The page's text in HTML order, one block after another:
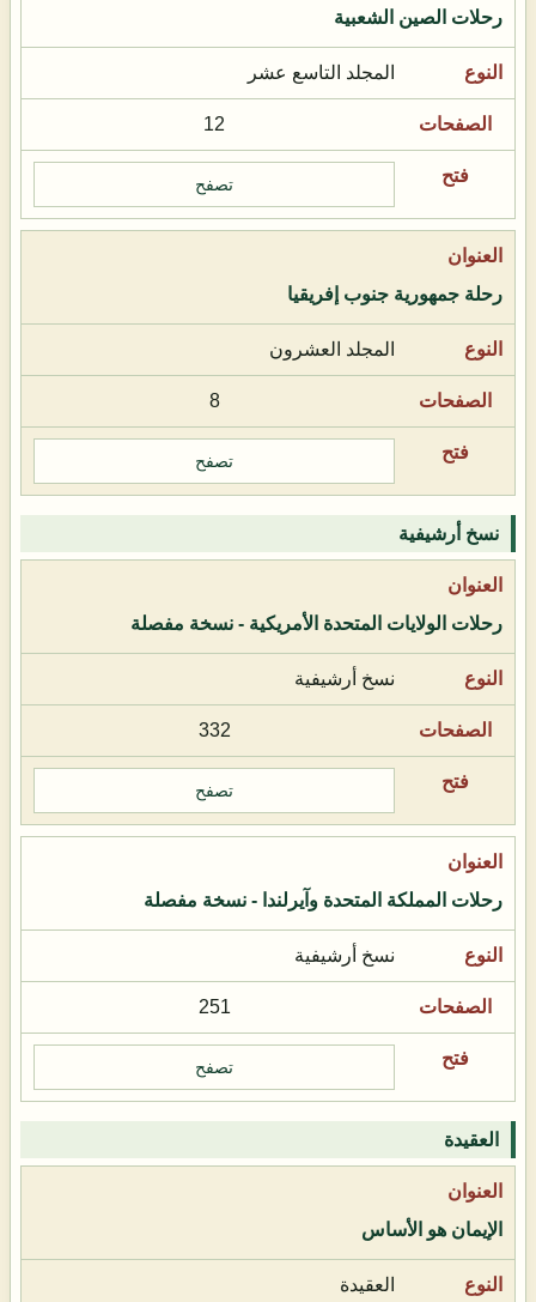
رحلات الصين الشعبية
المجلد التاسع عشر
12
تصفح
رحلة جمهورية جنوب إفريقيا
المجلد العشرون
8
تصفح
نسخ أرشيفية
رحلات الولايات المتحدة الأمريكية - نسخة مفصلة
نسخ أرشيفية
332
تصفح
رحلات المملكة المتحدة وآيرلندا - نسخة مفصلة
نسخ أرشيفية
251
تصفح
العقيدة
الإيمان هو الأساس
العقيدة